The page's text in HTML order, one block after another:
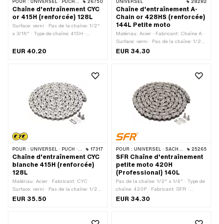
POUR : UNIVERSEL · PUCH · SACHS · PONY / CILO (BÊTA 521 & 512) · ZÜNDAPP BELMONDO · TOMOS · BYE BIKE 26750
Chaîne d'entraînement CYC
or 415H (renforcée) 128L
Surface: verni · Pas de la chaîne: 1/2"
x 3/16" · Type de chaîne: 415H ·
Circonférence de roulement: 1626 mm ·
EUR 40.20
UNIVERSEL 28282
Chaîne d'entraînement A-
Chain or 428HS (renforcée)
144L Petite moto
Matériau: Acier · Fabricant: Chaîne A ·
Surface: verni · Pas de la chaîne: 1/2"
x 5/16" · Type de chaîne: 428H ·
cadenas à chaîne: Fermeture à ressort
EUR 34.30
POUR : UNIVERSEL · PUCH · SACHS · PONY / CILO (BÊTA 521 & 512) · ZÜNDAPP BELMONDO · TOMOS · BYE BIKE 17317
Chaîne d'entraînement CYC
blanche 415H (renforcée)
128L
Matériau: Acier · Fabricant: CYC ·
Surface: verni · Pas de la chaîne: 1/2"
x 3/16" · Type de chaîne: 415H ·
cadenas à chaîne: Fermeture à ressort
EUR 35.50
POUR : UNIVERSEL · SACHS · KREIDLER 25265
SFR Chaîne d'entraînement
petite moto 420H
(Professional) 140L
Pas de la chaîne: 1/2" x 1/4" · Type de
chaîne: 420P · Fabricant: SFR ·
Matériau: Acier · Surface: verni ·
maillons: 140 pcs · Type de cadenas à
EUR 34.30